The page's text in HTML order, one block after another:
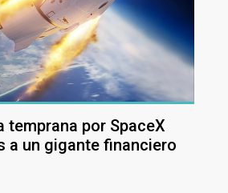
temprana por SpaceX
a un gigante financiero